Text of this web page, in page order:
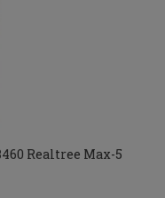
Realtree Max-5